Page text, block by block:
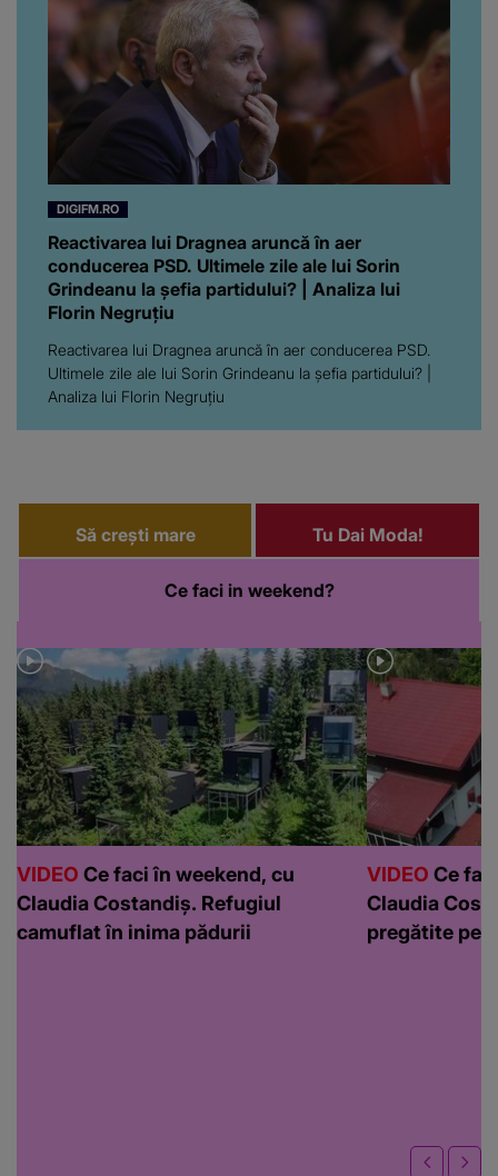
DIGIFM.RO
Reactivarea lui Dragnea aruncă în aer
conducerea PSD. Ultimele zile ale lui Sorin
Grindeanu la șefia partidului? | Analiza lui
Florin Negruțiu
Reactivarea lui Dragnea aruncă în aer conducerea PSD.
Ultimele zile ale lui Sorin Grindeanu la șefia partidului? |
Analiza lui Florin Negruțiu
Să crești mare Tu Dai Moda!
Ce faci in weekend?
VIDEO Ce faci în weekend, cu
Claudia Costandiș. Refugiul
camuflat în inima pădurii
VIDEO Ce
Claudia
pregătite